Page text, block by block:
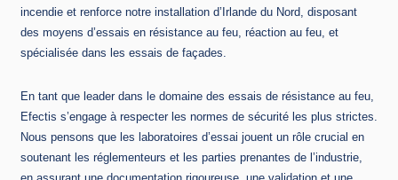
incendie et renforce notre installation d’Irlande du Nord, disposant
des moyens d’essais en résistance au feu, réaction au feu, et
spécialisée dans les essais de façades.
En tant que leader dans le domaine des essais de résistance au feu,
Efectis s’engage à respecter les normes de sécurité les plus strictes.
Nous pensons que les laboratoires d’essai jouent un rôle crucial en
soutenant les réglementeurs et les parties prenantes de l’industrie,